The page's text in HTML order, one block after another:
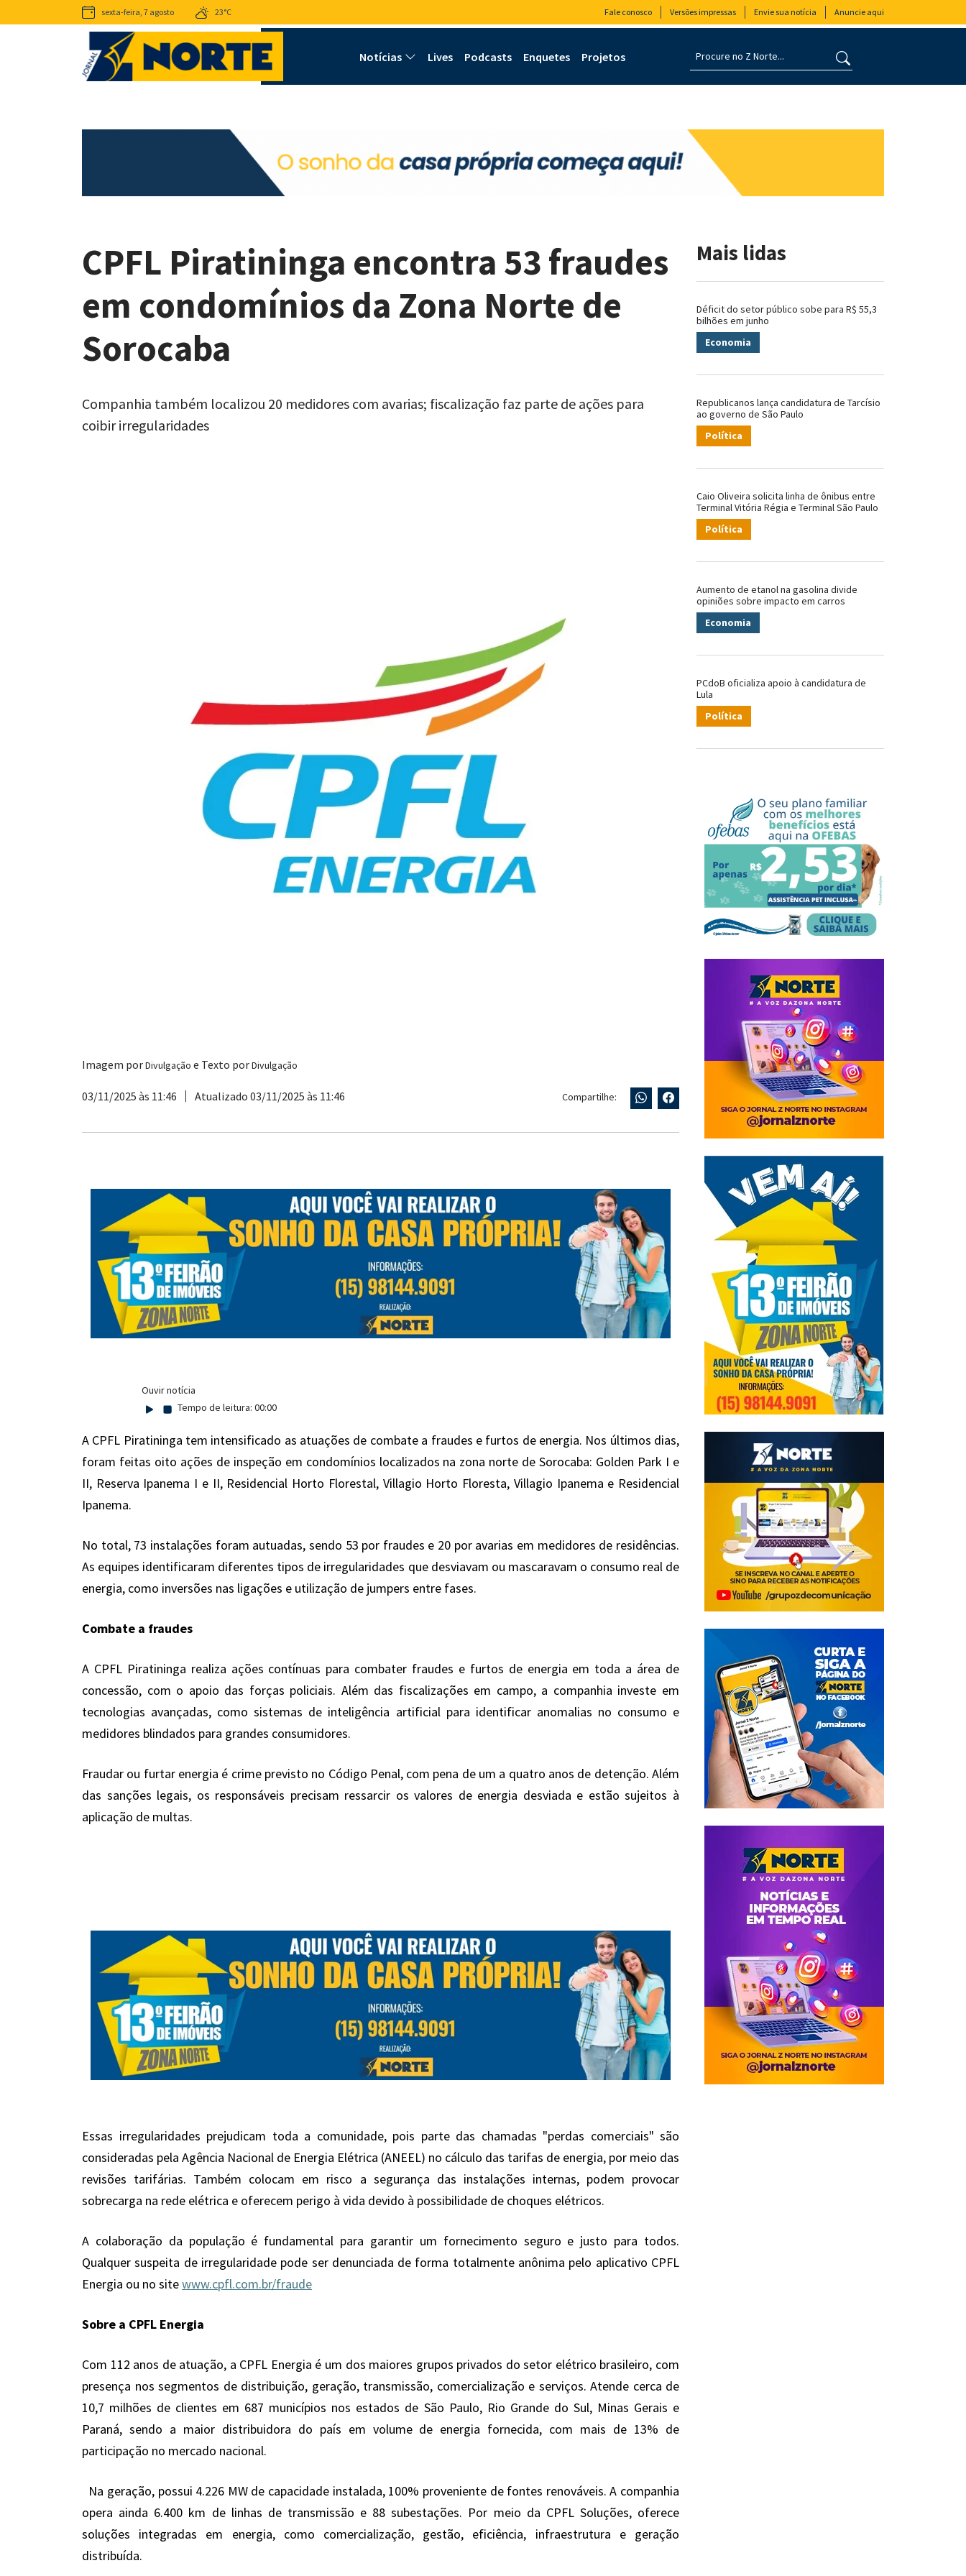
sexta-feira, 7 agosto 23°C Fale conosco Versões impressas Envie sua notícia Anuncie aqui
Notícias Lives Podcasts Enquetes Projetos
CPFL Piratininga encontra 53 fraudes
em condomínios da Zona Norte de
Sorocaba
Companhia também localizou 20 medidores com avarias; fiscalização faz parte de ações para
coibir irregularidades
Imagem porDivulgação e Texto porDivulgação
03/11/2025 às 11:46 Atualizado 03/11/2025 às 11:46 Compartilhe:
Ouvir notícia
Tempo de leitura: 00:00
A CPFL Piratininga tem intensificado as atuações de combate a fraudes e furtos de energia. Nos últimos dias,
foram feitas oito ações de inspeção em condomínios localizados na zona norte de Sorocaba: Golden Park I e
II, Reserva Ipanema I e II, Residencial Horto Florestal, Villagio Horto Floresta, Villagio Ipanema e Residencial
Ipanema.
No total, 73 instalações foram autuadas, sendo 53 por fraudes e 20 por avarias em medidores de residências.
As equipes identificaram diferentes tipos de irregularidades que desviavam ou mascaravam o consumo real de
energia, como inversões nas ligações e utilização de jumpers entre fases.
Combate a fraudes
A CPFL Piratininga realiza ações contínuas para combater fraudes e furtos de energia em toda a área de
concessão, com o apoio das forças policiais. Além das fiscalizações em campo, a companhia investe em
tecnologias avançadas, como sistemas de inteligência artificial para identificar anomalias no consumo e
medidores blindados para grandes consumidores.
Fraudar ou furtar energia é crime previsto no Código Penal, com pena de um a quatro anos de detenção. Além
das sanções legais, os responsáveis precisam ressarcir os valores de energia desviada e estão sujeitos à
aplicação de multas.
Essas irregularidades prejudicam toda a comunidade, pois parte das chamadas "perdas comerciais" são
consideradas pela Agência Nacional de Energia Elétrica (ANEEL) no cálculo das tarifas de energia, por meio das
revisões tarifárias. Também colocam em risco a segurança das instalações internas, podem provocar
sobrecarga na rede elétrica e oferecem perigo à vida devido à possibilidade de choques elétricos.
A colaboração da população é fundamental para garantir um fornecimento seguro e justo para todos.
Qualquer suspeita de irregularidade pode ser denunciada de forma totalmente anônima pelo aplicativo CPFL
Energia ou no sitewww.cpfl.com.br/fraude
Sobre a CPFL Energia
Com 112 anos de atuação, a CPFL Energia é um dos maiores grupos privados do setor elétrico brasileiro, com
presença nos segmentos de distribuição, geração, transmissão, comercialização e serviços. Atende cerca de
10,7 milhões de clientes em 687 municípios nos estados de São Paulo, Rio Grande do Sul, Minas Gerais e
Paraná, sendo a maior distribuidora do país em volume de energia fornecida, com mais de 13% de
participação no mercado nacional.
Na geração, possui 4.226 MW de capacidade instalada, 100% proveniente de fontes renováveis. A companhia
opera ainda 6.400 km de linhas de transmissão e 88 subestações. Por meio da CPFL Soluções, oferece
soluções integradas em energia, como comercialização, gestão, eficiência, infraestrutura e geração
distribuída.
Mais lidas
Déficit do setor público sobe para R$ 55,3
bilhões em junho
Economia
Republicanos lança candidatura de Tarcísio
ao governo de São Paulo
Política
Caio Oliveira solicita linha de ônibus entre
Terminal Vitória Régia e Terminal São Paulo
Política
Aumento de etanol na gasolina divide
opiniões sobre impacto em carros
Economia
PCdoB oficializa apoio à candidatura de
Lula
Política